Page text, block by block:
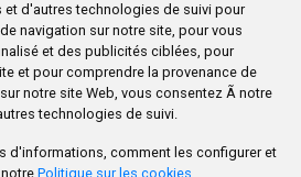
d'autres technologies de suivi pour
navigation sur notre site, pour vous
et des publicités ciblées, pour
et pour comprendre la provenance de
notre site Web, vous consentez Ã notre
technologies de suivi.
d'informations, comment les configurer et
Politique sur les cookies
1- 09071BURGOS
800 CIF: P-0906100-C
QUEJAS Y SUGERENCIAS
MAPA WEB
AVISO LEGAL
BURGOS